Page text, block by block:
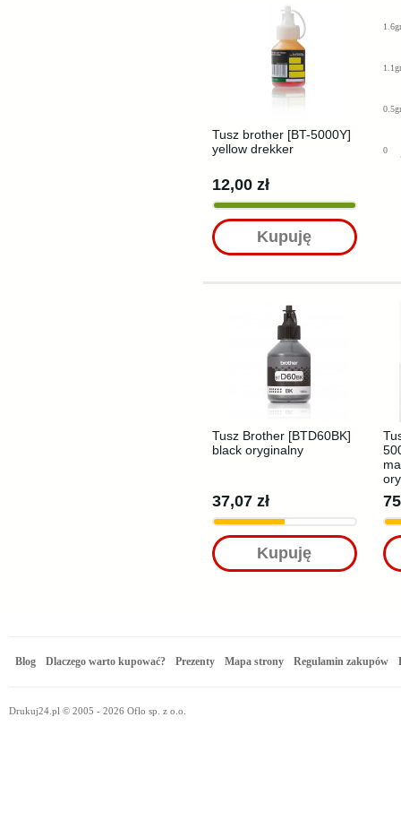
Tusz brother [BT-5000Y]
yellow drekker
12,00 zł
Kupuję
1.6gr
1.1gr
0.5gr
0
Tusz Brother [BTD60BK]
black oryginalny
37,07 zł
Kupuję
Blog Dlaczego warto kupować? Prezenty Mapa strony Regulamin zakupów
Drukuj24.pl © 2005 - 2026 Oflo sp. z o.o.